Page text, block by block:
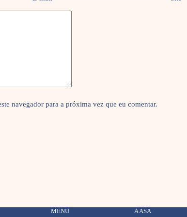
navegador para a próxima vez que eu comentar.
MENU A ASA